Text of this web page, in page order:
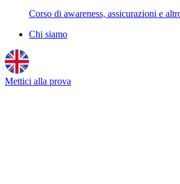
Corso di awareness, assicurazioni e
Chi siamo
Mettici alla prova